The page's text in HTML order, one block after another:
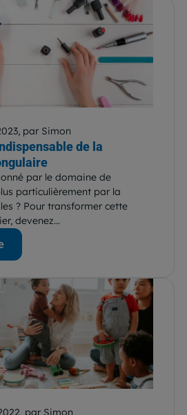
par Simon
de la
par le domaine de
particulièrement par la
? Pour transformer cette
devenez...
par Simon